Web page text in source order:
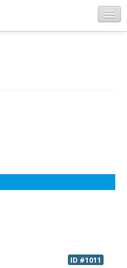
ID #1011